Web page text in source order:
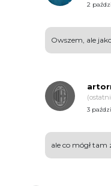
2
Owszem, ale
3
ale co mógł tam